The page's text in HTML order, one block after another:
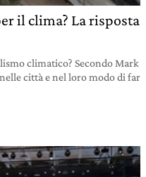
il clima? La risposta
climatico? Secondo Mark
città e nel loro modo di far